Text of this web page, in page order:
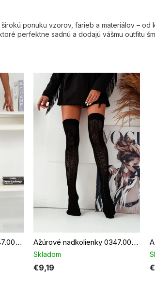
ponuku vzorov, farieb a materiálov – od
perfektne sadnú a dodajú vášmu outfitu
Ažúrové nadkolienky 0347.002 bordó
Ažúrové nadkolienky 0347.002 čierne
Skladom
€9,19